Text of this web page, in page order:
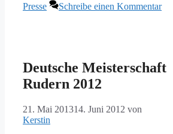
Presse
Schreibe einen Kommentar
Deutsche Meisterschaft
Rudern 2012
21. Mai 201314. Juni 2012 von
Kerstin